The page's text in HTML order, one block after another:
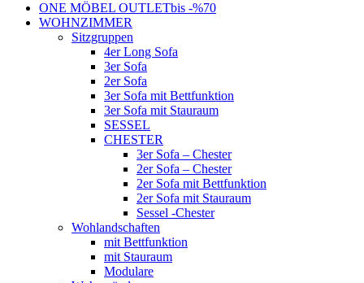
ONE MÖBEL OUTLETbis -%70
WOHNZIMMER
Sitzgruppen
4er Long Sofa
3er Sofa
2er Sofa
3er Sofa mit Bettfunktion
3er Sofa mit Stauraum
SESSEL
CHESTER
3er Sofa – Chester
2er Sofa – Chester
2er Sofa mit Bettfunktion
2er Sofa mit Stauraum
Sessel -Chester
Wohlandschaften
mit Bettfunktion
mit Stauraum
Modulare